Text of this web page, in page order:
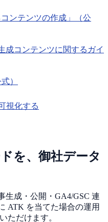
ンテンツの作成」（公
成コンテンツに関するガイ
）
視化する
を、御社データ
生成・公開・GA4/GSC 連
ATK を当てた場合の運用
ただけます。